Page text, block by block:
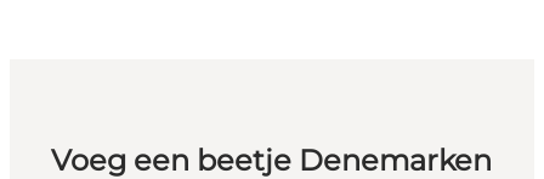
Voeg een beetje Denemarken